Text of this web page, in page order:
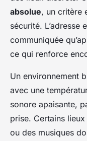
absolue, un critère
sécurité. L’adresse
communiquée
ce qui renforce
Un environnement
avec une
sonore apaisante,
prise. Certains
ou des musiques